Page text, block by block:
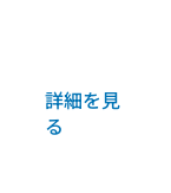
詳細を見
る